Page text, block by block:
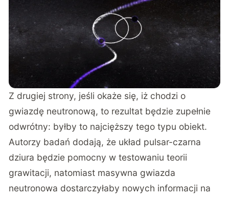
Z drugiej strony, jeśli okaże się, iż chodzi o
gwiazdę neutronową, to rezultat będzie zupełnie
odwrótny: byłby to najcięższy tego typu obiekt.
Autorzy badań dodają, że układ pulsar-czarna
dziura będzie pomocny w testowaniu teorii
grawitacji, natomiast masywna gwiazda
neutronowa dostarczyłaby nowych informacji na